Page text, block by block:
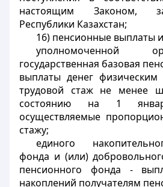
настоящим Законом,
Республики Казахстан;
16) пенсионные выплаты
уполномоченной
государственная базовая
выплаты денег
трудовой стаж не менее
состоянию на 1
осуществляемые
стажу;
единого
фонда и (или)
пенсионного фонда -
накоплений получателям